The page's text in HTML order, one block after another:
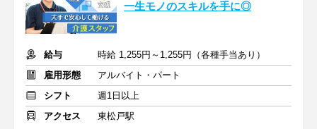
一生モノのスキルを手に◎
給与
時給 1,255円～1,255円（各種手当あり）
雇用形態
アルバイト・パート
シフト
週1日以上
アクセス
東松戸駅